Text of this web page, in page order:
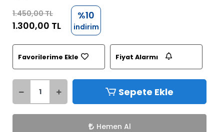
1.450,00 TL
1.300,00 TL
%10
indirim
Favorilerime Ekle Fiyat Alarmı
Sepete Ekle
Hemen Al